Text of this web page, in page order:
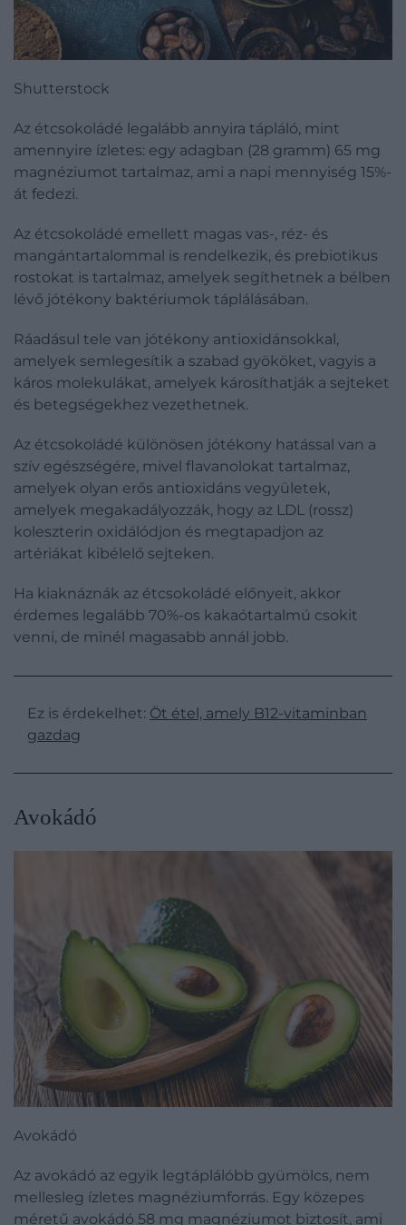
Shutterstock
Az étcsokoládé legalább annyira tápláló, mint
amennyire ízletes: egy adagban (28 gramm) 65 mg
magnéziumot tartalmaz, ami a napi mennyiség 15%-
át fedezi.
Az étcsokoládé emellett magas vas-, réz- és
mangántartalommal is rendelkezik, és prebiotikus
rostokat is tartalmaz, amelyek segíthetnek a bélben
lévő jótékony baktériumok táplálásában.
Ráadásul tele van jótékony antioxidánsokkal,
amelyek semlegesítik a szabad gyököket, vagyis a
káros molekulákat, amelyek károsíthatják a sejteket
és betegségekhez vezethetnek.
Az étcsokoládé különösen jótékony hatással van a
szív egészségére, mivel flavanolokat tartalmaz,
amelyek olyan erős antioxidáns vegyületek,
amelyek megakadályozzák, hogy az LDL (rossz)
koleszterin oxidálódjon és megtapadjon az
artériákat kibélelő sejteken.
Ha kiaknáznák az étcsokoládé előnyeit, akkor
érdemes legalább 70%-os kakaótartalmú csokit
venni, de minél magasabb annál jobb.
Ez is érdekelhet: Öt étel, amely B12-vitaminban
gazdag
Avokádó
Avokádó
Az avokádó az egyik legtáplálóbb gyümölcs, nem
mellesleg ízletes magnéziumforrás. Egy közepes
méretű avokádó 58 mg magnéziumot biztosít, ami